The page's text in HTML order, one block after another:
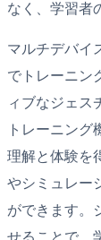
なく、学習者
マルチデバイ
でトレーニン
ィブなジェス
トレーニン
理解と体験を
やシミュレー
ができます。
せることで、